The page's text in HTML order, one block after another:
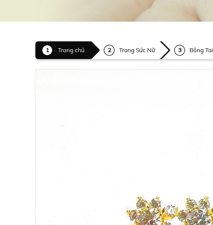
Trang chủ Trang Sức Nữ Bông Tai